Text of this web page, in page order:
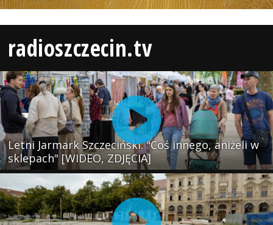
radioszczecin.tv
Letni Jarmark Szczeciński. "Coś innego, aniżeli w
sklepach" [WIDEO, ZDJĘCIA]